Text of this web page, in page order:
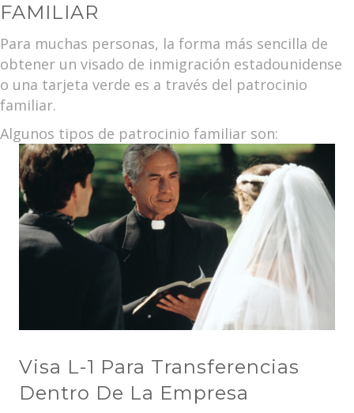
FAMILIAR
Para muchas personas, la forma más sencilla de
obtener un visado de inmigración estadounidense
o una tarjeta verde es a través del patrocinio
familiar.
Algunos tipos de patrocinio familiar son:
Visa L-1 Para Transferencias
Dentro De La Empresa